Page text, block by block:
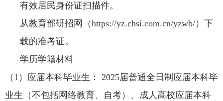
有效居民身份证扫描件。
从教育部研招网（https://yz.chsi.com.cn/yzwb/）下
载的准考证。
学历学籍材料
（1）应届本科毕业生： 2025届普通全日制应届本科毕
业生（不包括网络教育、自考）、成人高校应届本科